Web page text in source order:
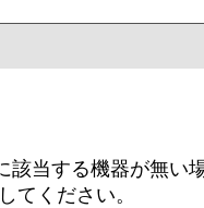
該当する機器が無い
てください。